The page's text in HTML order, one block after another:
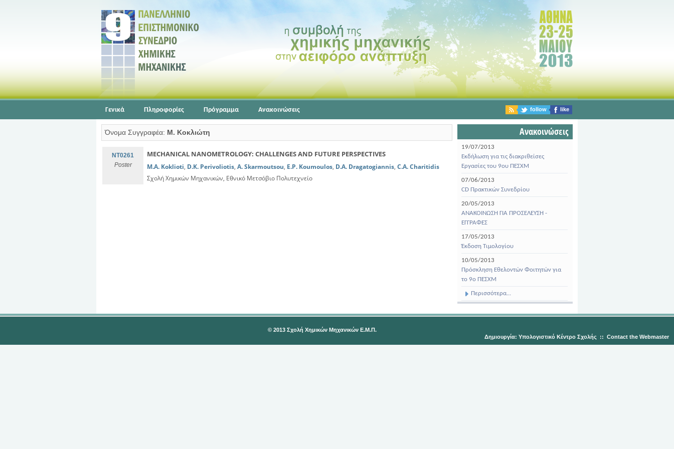
Γενικά Πληροφορίες Πρόγραμμα Ανακοινώσεις follow like
Όνομα Συγγραφέα: Μ. Κοκλιώτη
NT0261
Poster
MECHANICAL NANOMETROLOGY: CHALLENGES AND FUTURE PERSPECTIVES
M.A. Koklioti, D.K. Perivoliotis, A. Skarmoutsou, E.P. Koumoulos, D.A. Dragatogiannis, C.A. Charitidis
Σχολή Χημικών Μηχανικών, Εθνικό Μετσόβιο Πολυτεχνείο
Ανακοινώσεις
19/07/2013
Εκδήλωση για τις διακριθείσες
Εργασίες του 9ου ΠΕΣΧΜ
07/06/2013
CD Πρακτικών Συνεδρίου
20/05/2013
ΑΝΑΚΟΙΝΩΣΗ ΓΙΑ ΠΡΟΣΕΛΕΥΣΗ -
ΕΓΓΡΑΦΕΣ
17/05/2013
Έκδοση Τιμολογίου
10/05/2013
Πρόσκληση Εθελοντών Φοιτητών για
το 9ο ΠΕΣΧΜ
Περισσότερα...
© 2013 Σχολή Χημικών Μηχανικών Ε.Μ.Π.
Δημιουργία: Υπολογιστικό Κέντρο Σχολής :: Contact the Webmaster